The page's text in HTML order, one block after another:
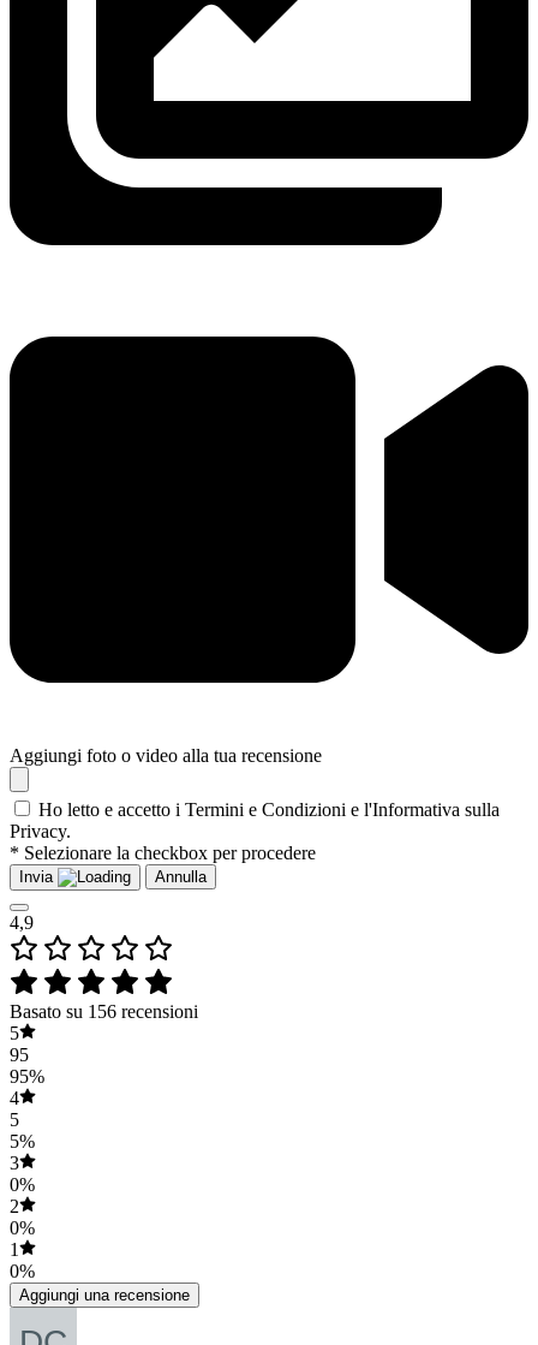
Aggiungi foto o video alla tua recensione
Ho letto e accetto i Termini e Condizioni e l'Informativa sulla
Privacy.
* Selezionare la checkbox per procedere
Invia Annulla
4,9
Basato su 156 recensioni
5
95
95%
4
5
5%
3
0%
2
0%
1
0%
Aggiungi una recensione